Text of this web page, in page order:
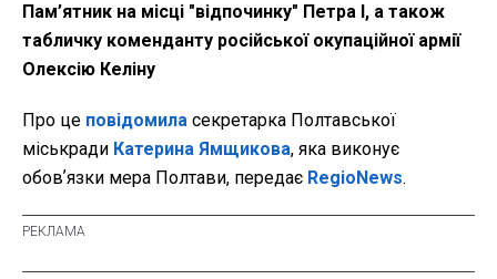
Пам’ятник на місці "відпочинку" Петра I, а також
табличку коменданту російської окупаційної армії
Олексію Келіну
Про це повідомила секретарка Полтавської
міськради Катерина Ямщикова, яка виконує
обовʼязки мера Полтави, передає RegioNews.